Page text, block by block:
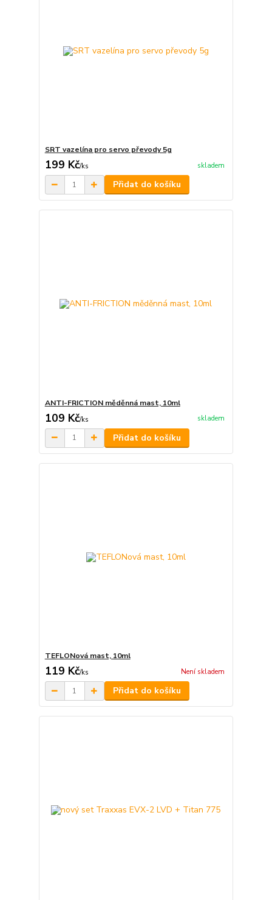
SRT vazelína pro servo převody 5g
199 Kč/ks skladem
Přidat do košíku
ANTI-FRICTION měděnná mast, 10ml
109 Kč/ks skladem
Přidat do košíku
TEFLONová mast, 10ml
119 Kč/ks Není skladem
Přidat do košíku